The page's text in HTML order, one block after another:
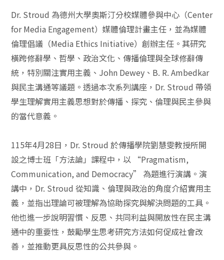
Dr. Stroud 為德州大學奧斯汀分校媒體參與中心（Center
for Media Engagement）媒體倫理計畫主任，並為媒體
倫理倡議（Media Ethics Initiative）創辦主任。其研究
橫跨修辭學、哲學、政治文化、傳播倫理與全球修辭傳
統，特別關注實用主義、John Dewey、B. R. Ambedkar
與民主溝通等議題。透過本次系列講座，Dr. Stroud 帶領
學生理解實用主義思想對於傳播、探究、倫理與民主參與
的當代意義。
115年4月28日，Dr. Stroud 於傳播學院劉慧雯教授所開
設之博士班「方法論」課程中，以 “Pragmatism,
Communication, and Democracy” 為題進行演講。演
講中，Dr. Stroud 從知識、倫理與政治的角度介紹實用主
義，並指出理論可被理解為協助探究與解決問題的工具。
他也進一步說明習慣、反思、共同利益與開放性在民主溝
通中的重要性，鼓勵學生思考研究方法如何促成社會改
善，並推動更具反思性的公共參與。